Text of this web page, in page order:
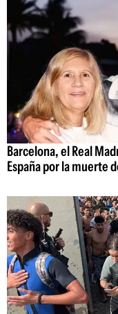
Barcelona, el Real
España por la muerte